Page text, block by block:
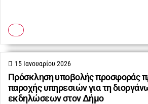
Πρόσκληση υποβολής προσφοράς
παροχής υπηρεσιών για τη
εκδηλώσεων στον Δήμο
15 Ιανουαρίου 2026